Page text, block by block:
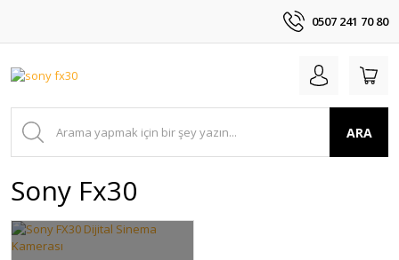
0507 241 70 80
ARA
Sony Fx30